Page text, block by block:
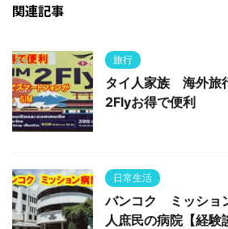
関連記事
旅行
タイ人家族 海外旅
2Flyお得で便利
日常生活
バンコク ミッショ
人庶民の病院【経験